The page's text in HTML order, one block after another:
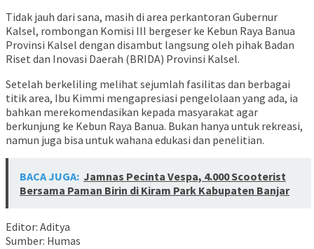
Tidak jauh dari sana, masih di area perkantoran Gubernur
Kalsel, rombongan Komisi III bergeser ke Kebun Raya Banua
Provinsi Kalsel dengan disambut langsung oleh pihak Badan
Riset dan Inovasi Daerah (BRIDA) Provinsi Kalsel.
Setelah berkeliling melihat sejumlah fasilitas dan berbagai
titik area, Ibu Kimmi mengapresiasi pengelolaan yang ada, ia
bahkan merekomendasikan kepada masyarakat agar
berkunjung ke Kebun Raya Banua. Bukan hanya untuk rekreasi,
namun juga bisa untuk wahana edukasi dan penelitian.
BACA JUGA: Jamnas Pecinta Vespa, 4.000 Scooterist
Bersama Paman Birin di Kiram Park Kabupaten Banjar
Editor: Aditya
Sumber: Humas